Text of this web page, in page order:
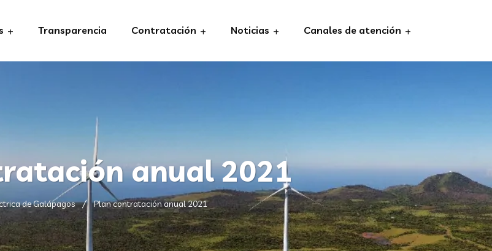
Transparencia Contratación Noticias Canales de atención
anual 2021
de Galápagos Plan contratación anual 2021